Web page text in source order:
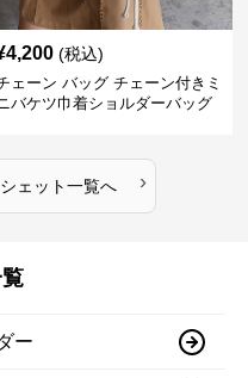
4,200 (税込)
ェーン バッグ チェーン付きミ
バケツ巾着ショルダーバッグ
ェット一覧へ ›
ー